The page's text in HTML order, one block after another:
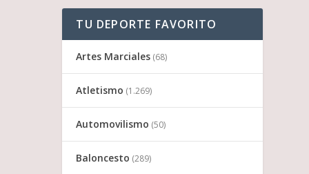
TU DEPORTE FAVORITO
Artes Marciales (68)
Atletismo (1.269)
Automovilismo (50)
Baloncesto (289)